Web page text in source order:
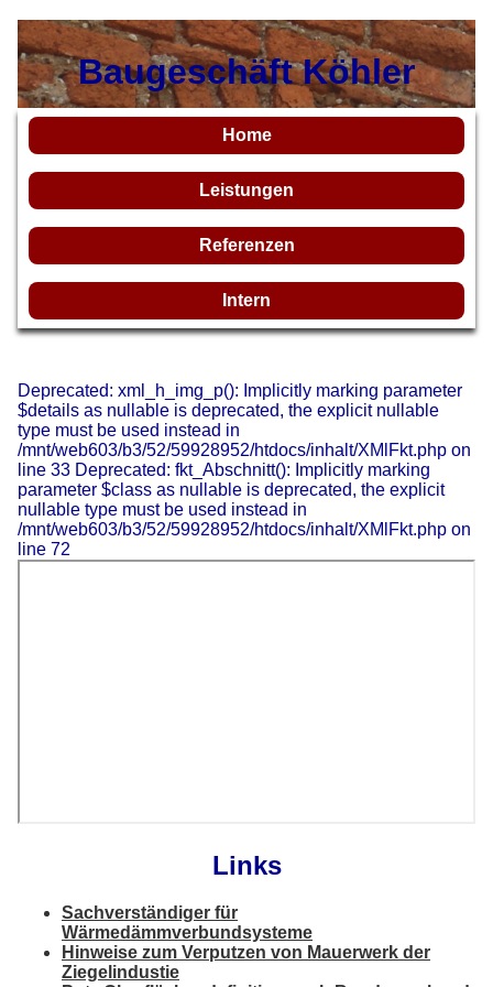
Baugeschäft Köhler
Home
Leistungen
Referenzen
Intern
Deprecated: xml_h_img_p(): Implicitly marking parameter
$details as nullable is deprecated, the explicit nullable
type must be used instead in
/mnt/web603/b3/52/59928952/htdocs/inhalt/XMlFkt.php on
line 33 Deprecated: fkt_Abschnitt(): Implicitly marking
parameter $class as nullable is deprecated, the explicit
nullable type must be used instead in
/mnt/web603/b3/52/59928952/htdocs/inhalt/XMlFkt.php on
line 72
Links
Sachverständiger für
Wärmedämmverbundsysteme
Hinweise zum Verputzen von Mauerwerk der
Ziegelindustie